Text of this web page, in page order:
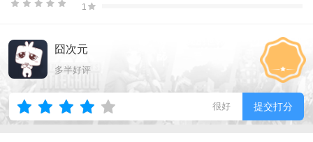
1
囧次元
多半好评
很好 提交打分